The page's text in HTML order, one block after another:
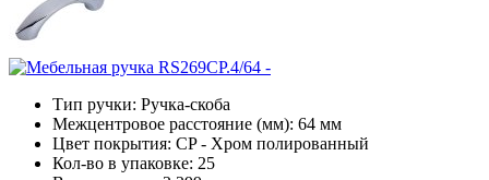
Тип ручки: Ручка-скоба
Межцентровое расстояние (мм): 64 мм
Цвет покрытия: CP - Хром полированный
Кол-во в упаковке: 25